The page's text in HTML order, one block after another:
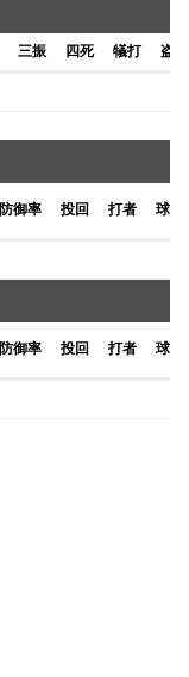
三振 四死 犠打 盗塁
防御率 投回 打者 球数
防御率 投回 打者 球数